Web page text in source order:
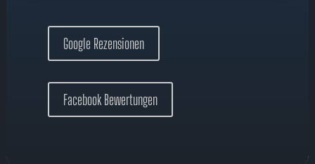
Google Rezensionen
Facebook Bewertungen